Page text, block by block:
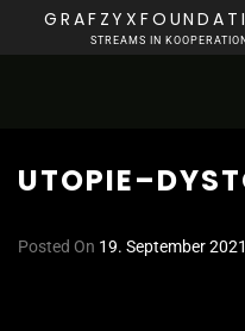
STREAMS IN
Posted On 19. September 2021